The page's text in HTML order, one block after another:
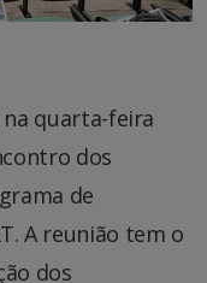
quarta-feira
dos
de
A reunião tem o
dos